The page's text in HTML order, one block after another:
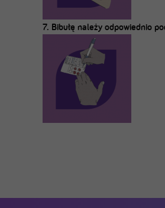
7. Bibułę należy odpowiednio